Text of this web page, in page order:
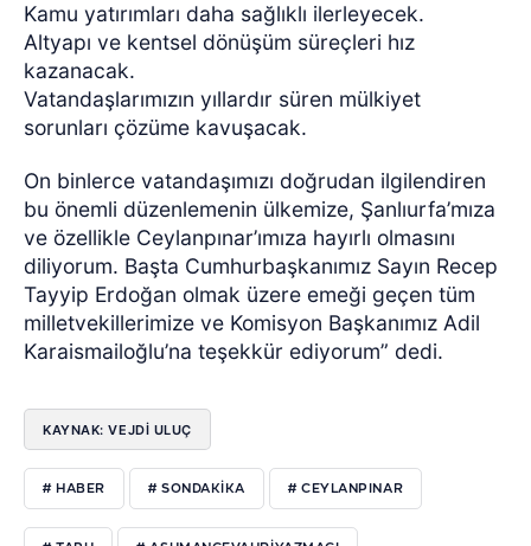
Kamu yatırımları daha sağlıklı ilerleyecek.
Altyapı ve kentsel dönüşüm süreçleri hız
kazanacak.
Vatandaşlarımızın yıllardır süren mülkiyet
sorunları çözüme kavuşacak.
On binlerce vatandaşımızı doğrudan ilgilendiren
bu önemli düzenlemenin ülkemize, Şanlıurfa’mıza
ve özellikle Ceylanpınar’ımıza hayırlı olmasını
diliyorum. Başta Cumhurbaşkanımız Sayın Recep
Tayyip Erdoğan olmak üzere emeği geçen tüm
milletvekillerimize ve Komisyon Başkanımız Adil
Karaismailoğlu’na teşekkür ediyorum” dedi.
KAYNAK: VEJDI ULUÇ
# HABER # SONDAKIKA # CEYLANPINAR